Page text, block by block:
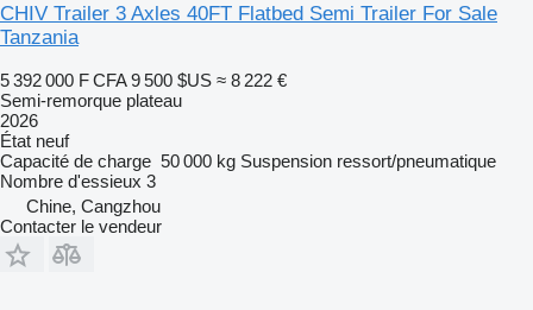
CHIV Trailer 3 Axles 40FT Flatbed Semi Trailer For Sale
Tanzania
5 392 000 F CFA 9 500 $US ≈ 8 222 €
Semi-remorque plateau
2026
État neuf
Capacité de charge 50 000 kg Suspension ressort/pneumatique
Nombre d'essieux 3
Chine, Cangzhou
Contacter le vendeur